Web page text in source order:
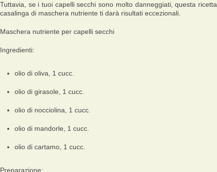
Tuttavia, se i tuoi capelli secchi sono molto danneggiati, questa ricetta
casalinga di maschera nutriente ti darà risultati eccezionali.
Maschera nutriente per capelli secchi
Ingredienti:
olio di oliva, 1 cucc.
olio di girasole, 1 cucc.
olio di nocciolina, 1 cucc.
olio di mandorle, 1 cucc.
olio di cartamo, 1 cucc.
Preparazione: